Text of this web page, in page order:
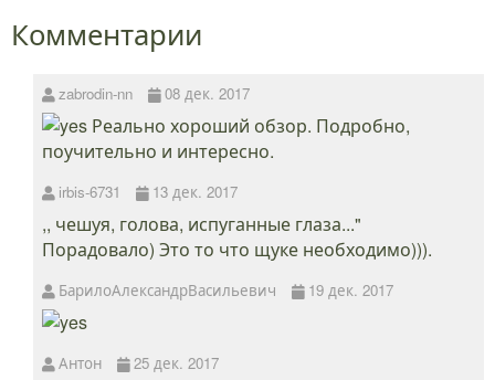
Комментарии
zabrodin-nn 08 дек. 2017
Реально хороший обзор. Подробно,
поучительно и интересно.
irbis-6731 13 дек. 2017
,, чешуя, голова, испуганные глаза..."
Порадовало) Это то что щуке необходимо))).
БарилоАлександрВасильевич 19 дек. 2017
Антон 25 дек. 2017